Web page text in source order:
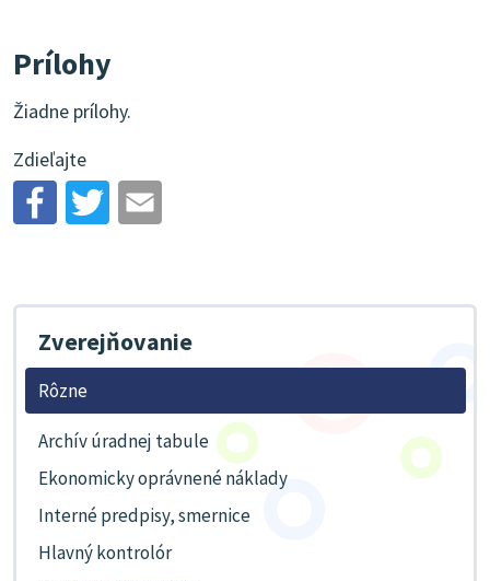
Prílohy
Žiadne prílohy.
Zdieľajte
Zverejňovanie
Rôzne
Archív úradnej tabule
Ekonomicky oprávnené náklady
Interné predpisy, smernice
Hlavný kontrolór